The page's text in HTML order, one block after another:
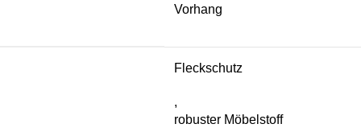
Vorhang
Fleckschutz
,
robuster Möbelstoff